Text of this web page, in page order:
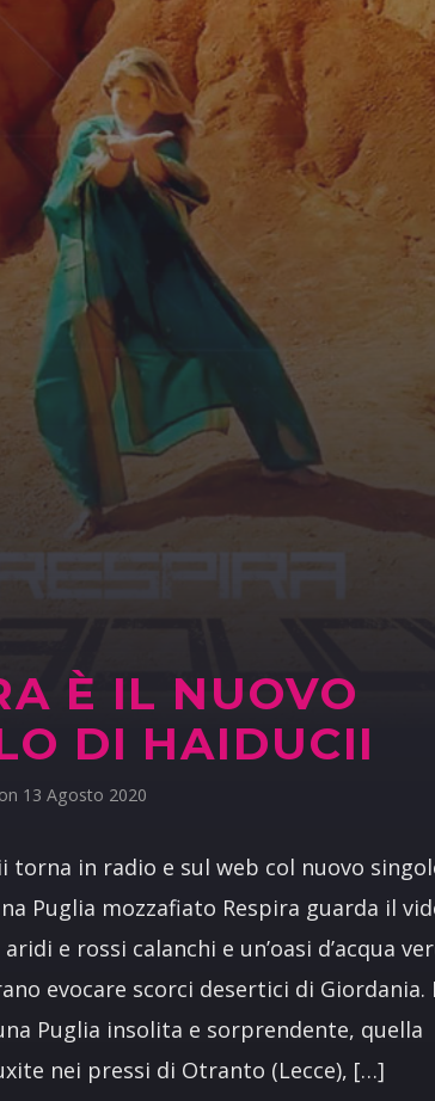
È IL NUOVO
DI HAIDUCII
on 13 Agosto 2020
torna in radio e sul web col nuovo
Puglia mozzafiato Respira guarda il
e rossi calanchi e un’oasi d’acqua
evocare scorci desertici di Giordania.
Puglia insolita e sorprendente, quella
nei pressi di Otranto (Lecce), […]